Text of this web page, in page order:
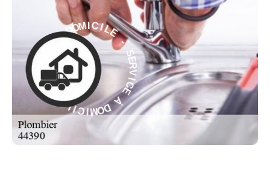
S
E
R
V
I
C
E
À
DO
MICILE -
SE
R
V
I
C
E
À
D
O
M
I
C
I
L
E
-